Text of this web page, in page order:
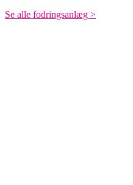
Se alle fodringsanlæg >